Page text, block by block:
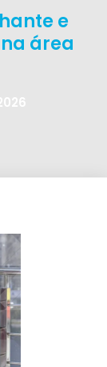
e
área